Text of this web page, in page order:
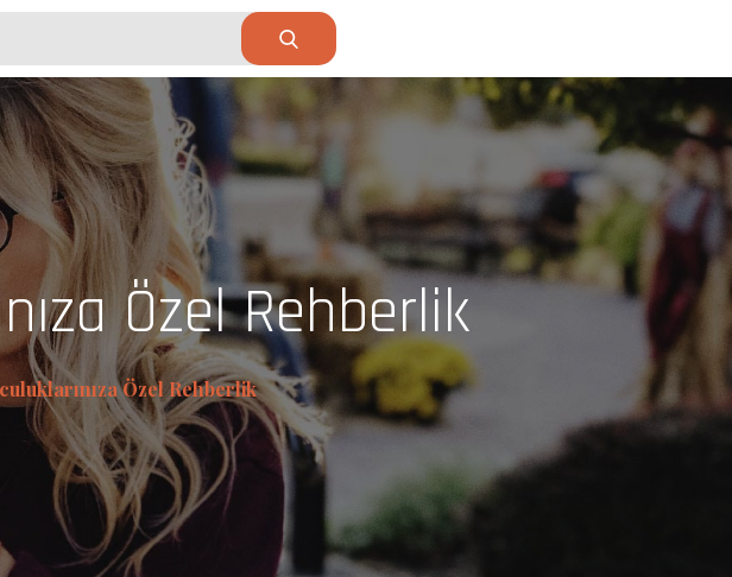
Özel Rehberlik
Özel Rehberlik